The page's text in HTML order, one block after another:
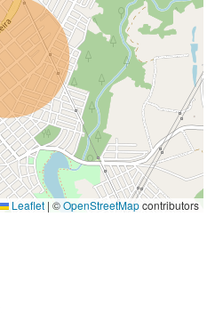
Leaflet | ©OpenStreetMapcontributors